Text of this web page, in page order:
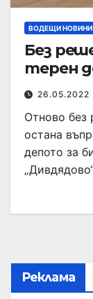
ВОДЕЩИ НОВИНИ
Без
терен
26.05.2022
Отново без
остана
депото за
Реклама